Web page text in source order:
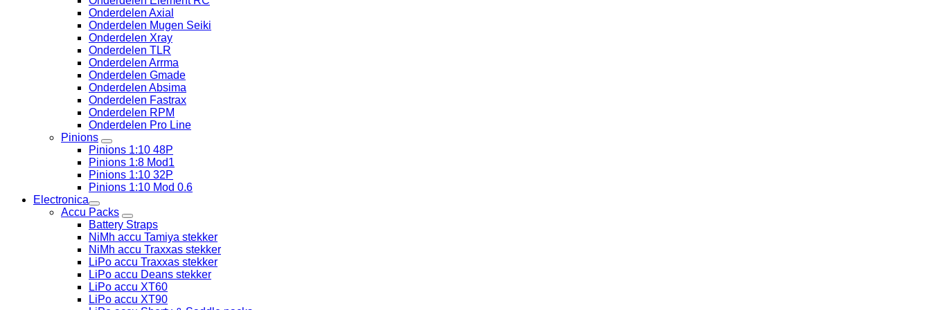
Onderdelen Axial
Onderdelen Mugen Seiki
Onderdelen Xray
Onderdelen TLR
Onderdelen Arrma
Onderdelen Gmade
Onderdelen Absima
Onderdelen Fastrax
Onderdelen RPM
Onderdelen Pro Line
Pinions
Pinions 1:10 48P
Pinions 1:8 Mod1
Pinions 1:10 32P
Pinions 1:10 Mod 0.6
Electronica
Accu Packs
Battery Straps
NiMh accu Tamiya stekker
NiMh accu Traxxas stekker
LiPo accu Traxxas stekker
LiPo accu Deans stekker
LiPo accu XT60
LiPo accu XT90